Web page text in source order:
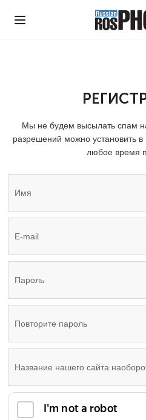
Мы не будем высылать спам
разрешений можно установить
любое время